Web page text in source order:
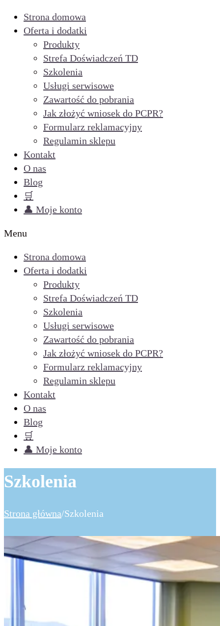
Strona domowa
Oferta i dodatki
Produkty
Strefa Doświadczeń TD
Szkolenia
Usługi serwisowe
Zawartość do pobrania
Jak złożyć wniosek do PCPR?
Formularz reklamacyjny
Regulamin sklepu
Kontakt
O nas
Blog
🛒
👤 Moje konto
Menu
Strona domowa
Oferta i dodatki
Produkty
Strefa Doświadczeń TD
Szkolenia
Usługi serwisowe
Zawartość do pobrania
Jak złożyć wniosek do PCPR?
Formularz reklamacyjny
Regulamin sklepu
Kontakt
O nas
Blog
🛒
👤 Moje konto
Szkolenia
Strona główna/Szkolenia